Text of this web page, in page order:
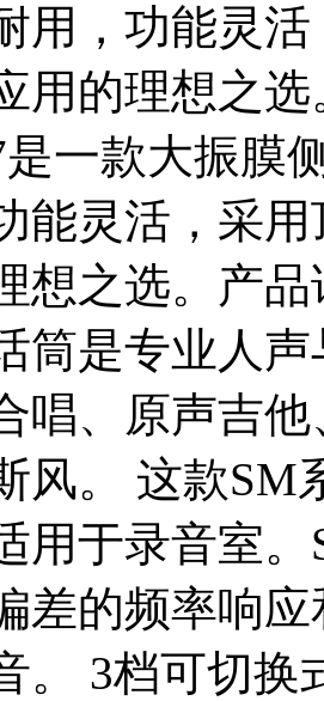
用，功能灵
用的理想之
一款大振膜
能灵活，采
想之选。产
筒是专业人
唱、原声吉
风。 这款SM
用于录音室
差的频率响
。 3档可切换